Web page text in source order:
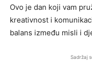
Ovo je dan koji vam
kreativnost i
balans između misli i
Sadržaj